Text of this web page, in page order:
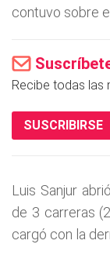
contuvo sobre
Recibe todas las
SUSCRIBIRSE
Luis Sanjur
de 3 carreras
cargó con la